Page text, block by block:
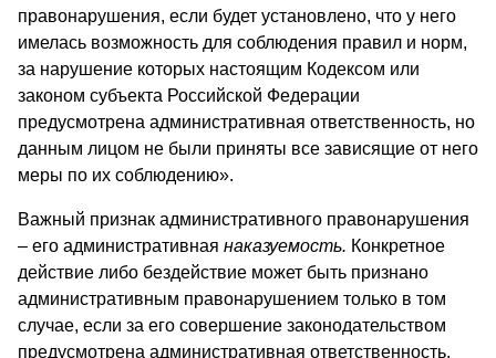
правонарушения, если будет установлено, что у него
имелась возможность для соблюдения правил и норм,
за нарушение которых настоящим Кодексом или
законом субъекта Российской Федерации
предусмотрена административная ответственность, но
данным лицом не были приняты все зависящие от него
меры по их соблюдению».
Важный признак административного правонарушения
– его административная наказуемость. Конкретное
действие либо бездействие может быть признано
административным правонарушением только в том
случае, если за его совершение законодательством
предусмотрена административная ответственность.